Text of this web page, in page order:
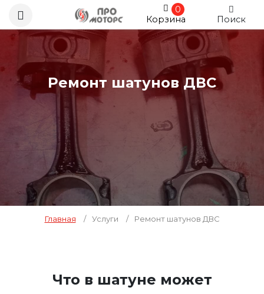
0
Корзина
Поиск
Ремонт шатунов ДВС
Главная / Услуги / Ремонт шатунов ДВС
Что в шатуне может